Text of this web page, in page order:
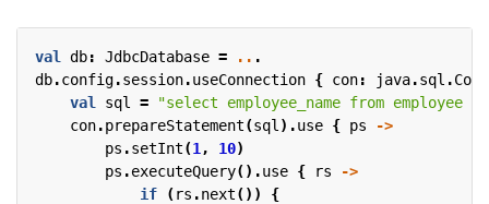
val db: JdbcDatabase = .. .
db.config.session.useConnection { con: java.sql .
val
sql =
"select employee_name from employee
con.prepareStatement(sql ).use { ps
->
ps .setInt(1 , 10)
ps .executeQuery().use { rs
->
if
(rs .next())
{